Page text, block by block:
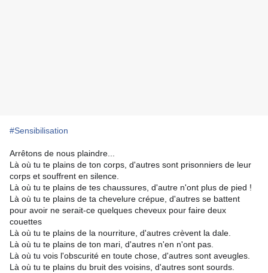
#Sensibilisation
Arrêtons de nous plaindre...
Là où tu te plains de ton corps, d'autres sont prisonniers de leur
corps et souffrent en silence.
Là où tu te plains de tes chaussures, d'autre n'ont plus de pied !
Là où tu te plains de ta chevelure crépue, d'autres se battent
pour avoir ne serait-ce quelques cheveux pour faire deux
couettes
Là où tu te plains de la nourriture, d'autres crèvent la dale.
Là où tu te plains de ton mari, d'autres n'en n'ont pas.
Là où tu vois l'obscurité en toute chose, d'autres sont aveugles.
Là où tu te plains du bruit des voisins, d'autres sont sourds.